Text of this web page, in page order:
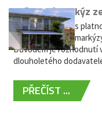
Vyřazení markýz
Vážení zákazníci, s
nabídky výsuvné
Důvodem je rozhodnutí
dlouholetého
PŘEČÍST ...